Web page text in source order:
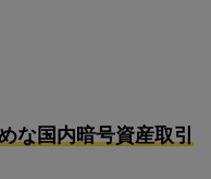
な国内暗号資産取引